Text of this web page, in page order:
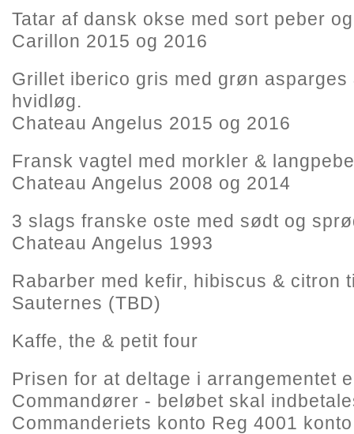
Tatar af dansk okse med sort peber
Carillon 2015 og 2016
Grillet iberico gris med grøn
hvidløg.
Chateau Angelus 2015 og 2016
Fransk vagtel med morkler &
Chateau Angelus 2008 og 2014
3 slags franske oste med sødt og
Chateau Angelus 1993
Rabarber med kefir, hibiscus & citron
Sauternes (TBD)
Kaffe, the & petit four
Prisen for at deltage i arrangementet
Commandører - beløbet skal
Commanderiets konto Reg 4001